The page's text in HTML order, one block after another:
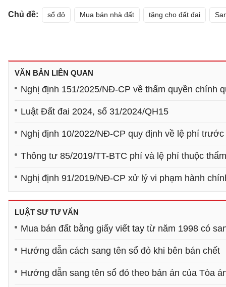
Chủ đề: sổ đỏ Mua bán nhà đất tặng cho đất đai
VĂN BẢN LIÊN QUAN
Nghị định 151/2025/NĐ-CP về thẩm quyền chính
Luật Đất đai 2024, số 31/2024/QH15
Nghị định 10/2022/NĐ-CP quy định về lệ phí trước
Thông tư 85/2019/TT-BTC phí và lệ phí thuộc
Nghị định 91/2019/NĐ-CP xử lý vi phạm hành
LUẬT SƯ TƯ VẤN
Mua bán đất bằng giấy viết tay từ năm 1998 có
Hướng dẫn cách sang tên sổ đỏ khi bên bán chết
Hướng dẫn sang tên sổ đỏ theo bản án của Tòa